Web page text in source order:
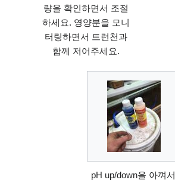
량을 확인하면서 조절
하세요. 영양분을 모니
터링하면서 트런천과
함께 저어주세요.
pH up/down을 아껴서